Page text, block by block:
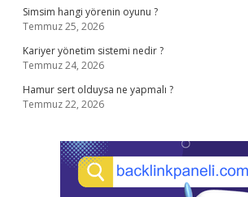
Simsim hangi yörenin oyunu ?
Temmuz 25, 2026
Kariyer yönetim sistemi nedir ?
Temmuz 24, 2026
Hamur sert olduysa ne yapmalı ?
Temmuz 22, 2026